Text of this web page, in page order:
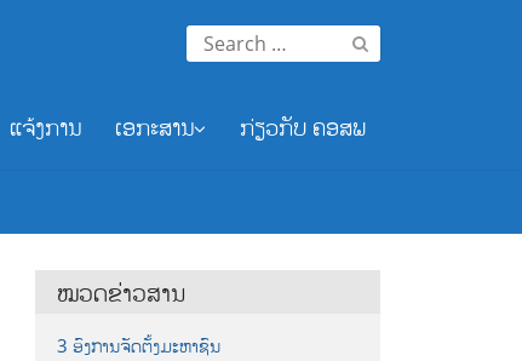
Search
for:
ແຈ້ງການ ເອກະສານ ກ່ຽວກັບ ຄອສພ
ໝວດຂ່າວສານ
3 ອົງການຈັດຕັ້ງມະຫາຊົນ